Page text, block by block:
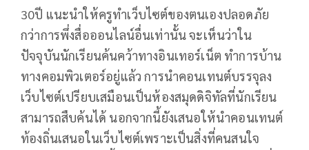
30ปี แนะนำให้ครูทำเว็บไซต์ของตนเองปลอดภัย
กว่าการพึ่งสื่อออนไลน์อื่นเท่านั้น จะเห็นว่าใน
ปัจจุบันนักเรียนค้นคว้าทางอินเทอร์เน็ต ทำการบ้าน
ทางคอมพิวเตอร์อยู่แล้ว การนำคอนเทนต์บรรจุลง
เว็บไซต์เปรียบเสมือนเป็นห้องสมุดดิจิทัลที่นักเรียน
สามารถสืบค้นได้ นอกจากนี้ยังเสนอให้นำคอนเทนต์
ท้องถิ่นเสนอในเว็บไซต์เพราะเป็นสิ่งที่คนสนใจ